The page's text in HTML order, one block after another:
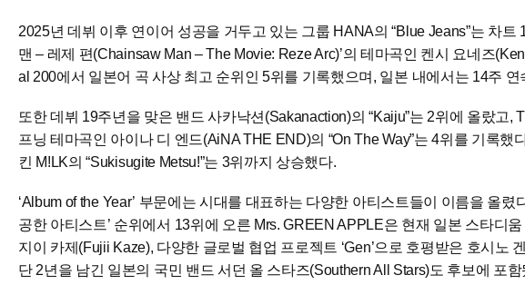
2025년 데뷔 이후 연이어 성공을 거두고 있는 그룹 HANA의 “Blue Jeans”는 차트
맨 – 레제 편(Chainsaw Man – The Movie: Reze Arc)’의 테마곡인 켄시 요네즈
al 200에서 일본어 곡 사상 최고 순위인 5위를 기록했으며, 일본 내에서는 14주 연
또한 데뷔 19주년을 맞은 밴드 사카낙션(Sakanaction)의 “Kaiju”는 2위에 올랐고,
프닝 테마곡인 아이나 디 엔드(AiNA THE END)의 “On The Way”는 4위를 기록했
킨 M!LK의 “Sukisugite Metsu!”는 3위까지 상승했다.
‘Album of the Year’ 부문에는 시대를 대표하는 다양한 아티스트들이 이름을 올렸
공한 아티스트’ 순위에서 13위에 오른 Mrs. GREEN APPLE은 현재 일본 스타디
지이 카제(Fujii Kaze), 다양한 글로벌 협업 프로젝트 ‘Gen’으로 호평받은 호시노
단 2년을 남긴 일본의 국민 밴드 서던 올 스타즈(Southern All Stars)도 후보에 포함